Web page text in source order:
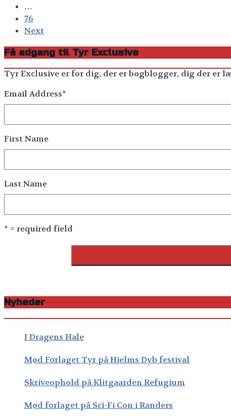
…
76
Next
Få adgang til Tyr Exclusive
Tyr Exclusive er for dig, der er bogblogger, dig der er
Email Address*
First Name
Last Name
* = required field
Nyheder
I Dragens Hale
Mød Forlaget Tyr på Hjelms Dyb festival
Skriveophold på Klitgaarden Refugium
Mød forlaget på Sci-Fi Con i Randers